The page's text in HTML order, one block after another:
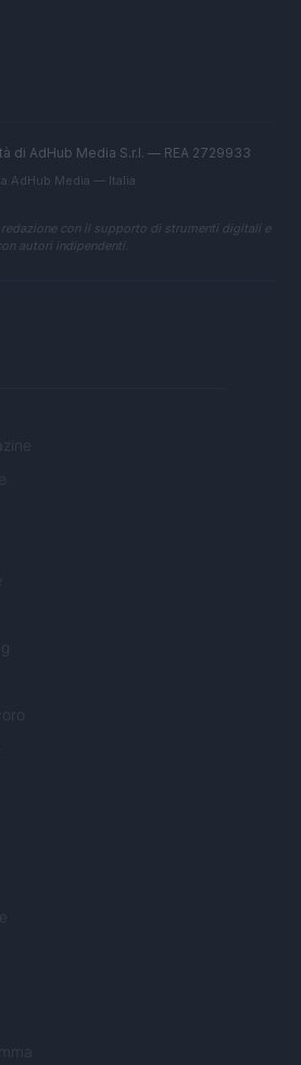
di AdHub Media S.r.l. — REA 2729933
AdHub Media — Italia
con il supporto di strumenti digitali e
autori indipendenti.